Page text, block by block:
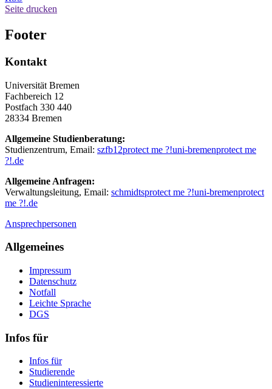
Seite drucken
Footer
Kontakt
Universität Bremen
Fachbereich 12
Postfach 330 440
28334 Bremen
Allgemeine Studienberatung:
Studienzentrum, Email: szfb12protect me ?!uni-bremenprotect me
?!.de
Allgemeine Anfragen:
Verwaltungsleitung, Email: schmidtsprotect me ?!uni-bremenprotect
me ?!.de
Ansprechpersonen
Allgemeines
Impressum
Datenschutz
Notfall
Leichte Sprache
DGS
Infos für
Infos für
Studierende
Studieninteressierte